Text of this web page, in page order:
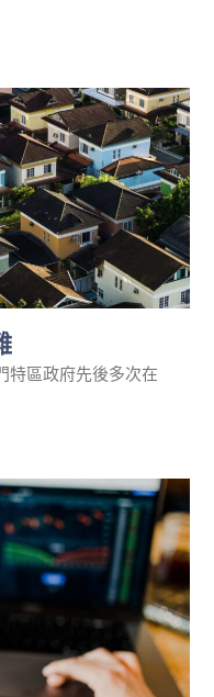
特區政府先後多次在